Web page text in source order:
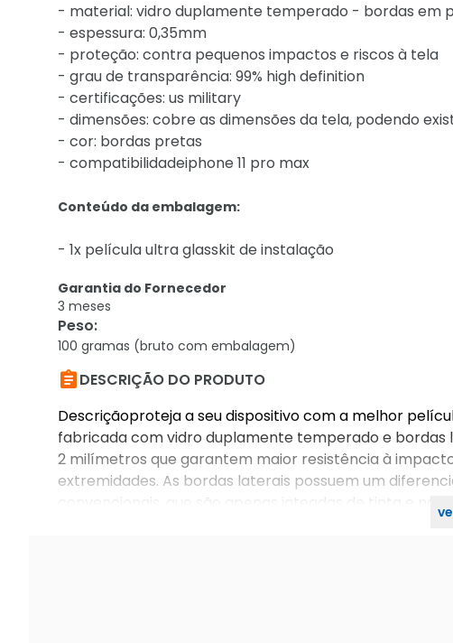
- material: vidro duplamente temperado - bordas em
- espessura: 0,35mm
- proteção: contra pequenos impactos e riscos à tela
- grau de transparência: 99% high definition
- certificações: us military
- dimensões: cobre as dimensões da tela, podendo
- cor: bordas pretas
- compatibilidadeiphone 11 pro max
Conteúdo da embalagem:
- 1x película ultra glasskit de instalação
Garantia do Fornecedor
3 meses
Peso:
100 gramas (bruto com embalagem)
DESCRIÇÃO DO PRODUTO
Descriçãoproteja a seu dispositivo com a melhor
fabricada com vidro duplamente temperado e
2 milímetros que garantem maior resistência à
extremidades. As bordas laterais possuem um
convencionais, que são apenas jateadas de tinta e